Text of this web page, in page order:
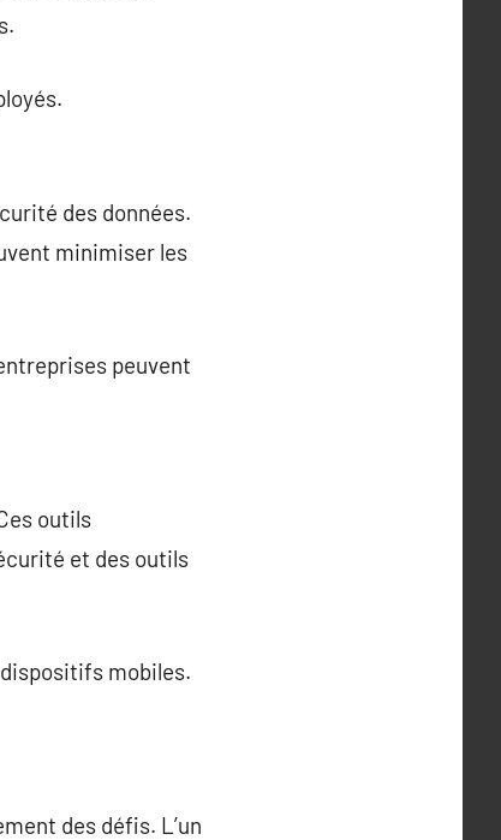
des données.
minimiser les
peuvent
outils
et des outils
mobiles.
des défis. L’un